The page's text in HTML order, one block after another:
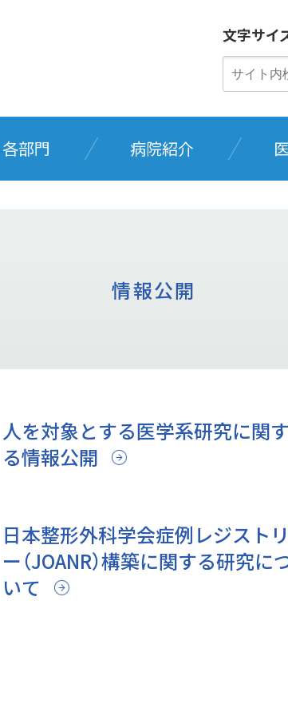
文字サイ
部門 病院紹介
情報公開
人を対象とする医学系研究に関す
る情報公開
日本整形外科学会症例レジストリ
ー（JOANR）構築に関する研究に
いて